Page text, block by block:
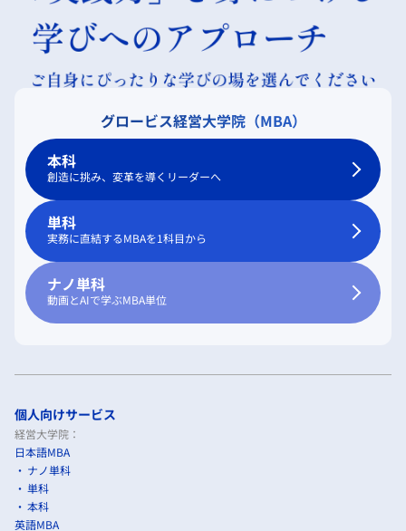
グロービス経営大学院（MBA）
本科
創造に挑み、変革を導くリーダーへ
単科
実務に直結するMBAを1科目から
ナノ単科
動画とAIで学ぶMBA単位
個人向けサービス
経営大学院：
日本語MBA
ナノ単科
単科
本科
英語MBA